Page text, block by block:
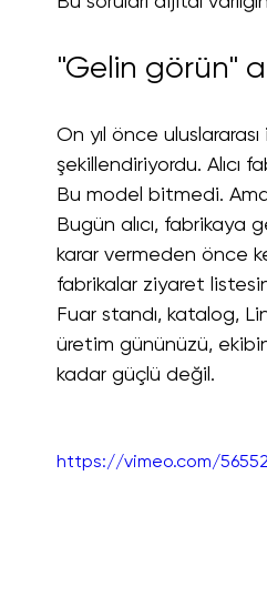
"Gelin görün"
On yıl önce
şekillendiriyordu. Alıcı
Bu model bitmedi.
Bugün alıcı,
karar vermeden önce
fabrikalar ziyaret
Fuar standı, katalog,
üretim gününüzü,
kadar güçlü değil.
https://vimeo.com/